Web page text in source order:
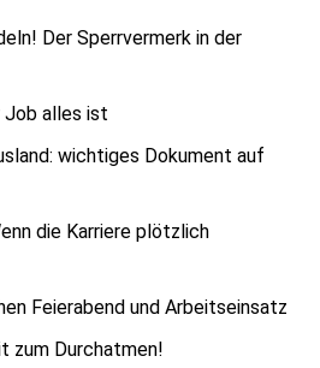
Der Sperrvermerk in der
Job alles ist
wichtiges Dokument auf
die Karriere plötzlich
Feierabend und Arbeitseinsatz
zum Durchatmen!